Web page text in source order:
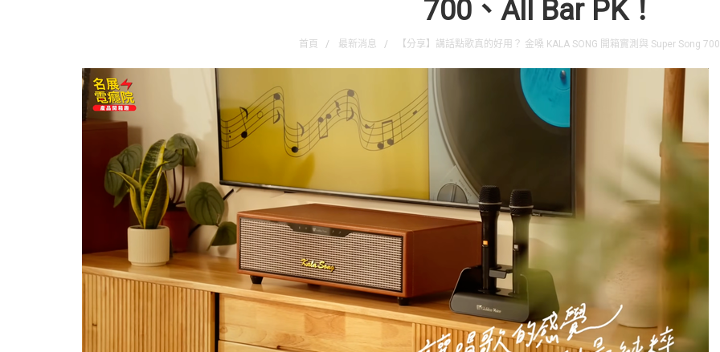
700、All Bar PK！
首頁 最新消息 【分享】講話點歌真的好用？ 金嗓 KALA SONG 開箱實測與 Super Song